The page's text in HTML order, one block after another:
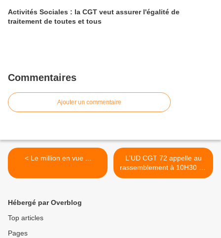
Activités Sociales : la CGT veut assurer l'égalité de
traitement de toutes et tous
Commentaires
Ajouter un commentaire
< Le million en vue ...
L'UD CGT 72 appelle au
rassemblement à 10H30 au
Mans place de la
Hébergé par Overblog
Top articles
Pages